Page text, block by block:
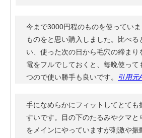
今まで3000円程のものを使ってい
ものをと思い購入しました。比べる
い、使った次の日から毛穴の締まり
電をフルでしておくと、毎晩使って
つので使い勝手も良いです。
引用元
手になめらかにフィットしてとても
すいです。目の下のたるみやクマと
をメインにやっていますが刺激や振